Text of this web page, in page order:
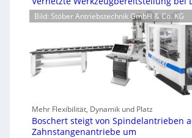
Bild: Stöber Antriebstechnik GmbH & Co. KG
Mehr Flexibilität, Dynamik und Platz
Boschert steigt von Spindelantrieben
Zahnstangenantriebe um